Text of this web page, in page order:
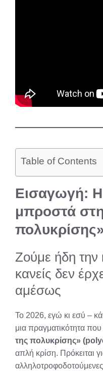
Table of Contents
Εισαγωγή:
μπροστά
Ζούμε ήδη την
κανείς δεν
αμέσως
Το 2026, εγώ κι εσύ –
μια πραγματικότητα που
της πολυκρίσης»
απλή κρίση. Πρόκειται